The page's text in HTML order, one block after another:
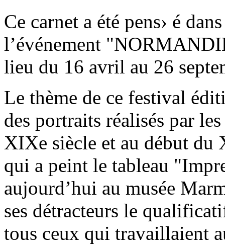
Ce carnet a été pens› é
l’événement
lieu du 16 avril au 26
Le thème de ce festival
des portraits réalisés par
XIXe siècle et au début du
qui a peint le tableau
aujourd’hui au musée
ses détracteurs le
tous ceux qui travaillaient